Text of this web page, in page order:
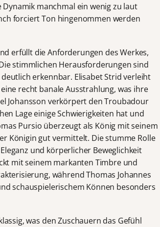
manchmal ein wenig zu laut
forciert Ton hingenommen werden
erfüllt die Anforderungen des Werkes,
stimmlichen Herausforderungen sind
erkennbar. Elisabet Strid verleiht
recht banale Ausstrahlung, was ihre
Johansson verkörpert den Troubadour
Lage einige Schwierigkeiten hat und
Pursio überzeugt als König mit seinem
Königin gut vermittelt. Die stumme Rolle
und körperlicher Beweglichkeit
mit seinem markanten Timbre und
während Thomas Johannes
schauspielerischem Können besonders
was den Zuschauern das Gefühl